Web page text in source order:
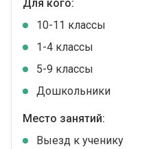
Для кого:
10-11 классы
1-4 классы
5-9 классы
Дошкольники
Место занятий:
Выезд к ученику